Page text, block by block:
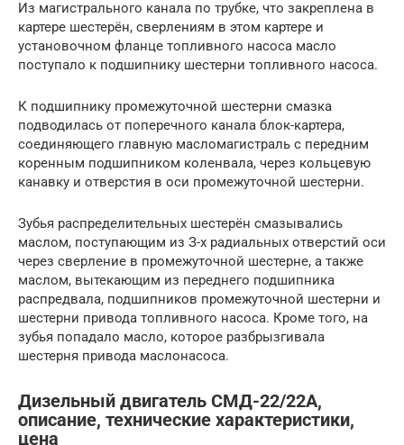
Из магистрального канала по трубке, что закреплена в
картере шестерён, сверлениям в этом картере и
установочном фланце топливного насоса масло
поступало к подшипнику шестерни топливного насоса.
К подшипнику промежуточной шестерни смазка
подводилась от поперечного канала блок-картера,
соединяющего главную масломагистраль с передним
коренным подшипником коленвала, через кольцевую
канавку и отверстия в оси промежуточной шестерни.
Зубья распределительных шестерён смазывались
маслом, поступающим из З-х радиальных отверстий оси
через сверление в промежуточной шестерне, а также
маслом, вытекающим из переднего подшипника
распредвала, подшипников промежуточной шестерни и
шестерни привода топливного насоса. Кроме того, на
зубья попадало масло, которое разбрызгивала
шестерня привода маслонасоса.
Дизельный двигатель СМД-22/22А,
описание, технические характеристики,
цена